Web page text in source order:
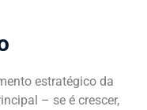
estratégico da
– se é crescer,